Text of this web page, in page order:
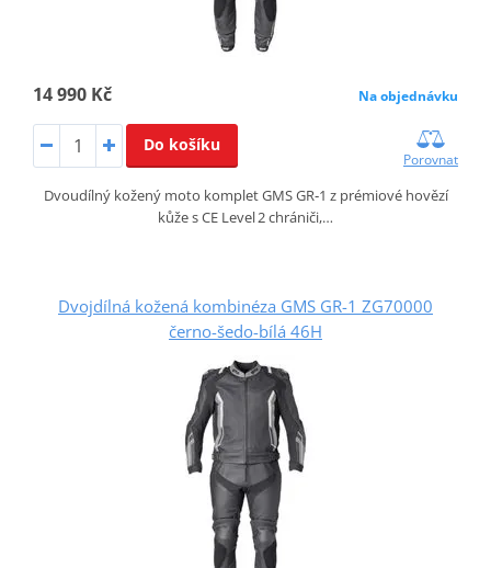
14 990 Kč Na objednávku
Do košíku
Porovnat
Dvoudílný kožený moto komplet GMS GR‑1 z prémiové hovězí
kůže s CE Level 2 chrániči,…
Dvojdílná kožená kombinéza GMS GR-1 ZG70000
černo-šedo-bílá 46H